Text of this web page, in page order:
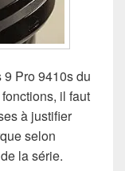
Pro 9410s du
il faut
à justifier
selon
de la série.